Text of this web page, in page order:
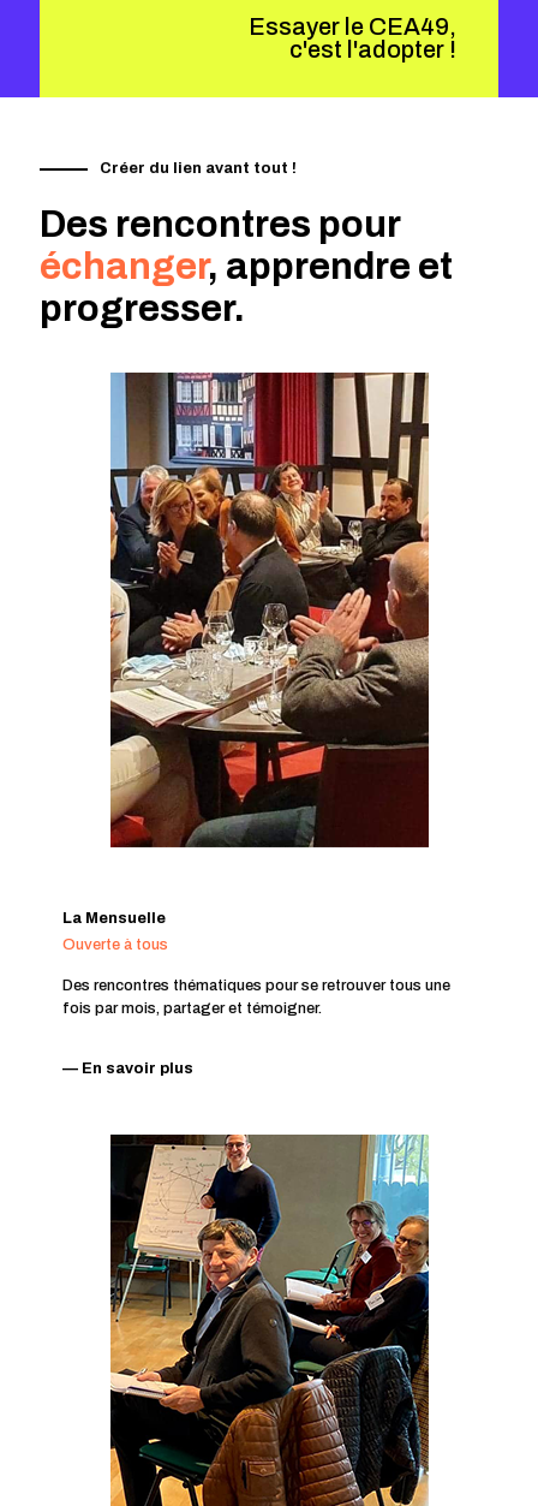
Essayer le CEA49,
c'est l'adopter !
Créer du lien avant tout !
Des rencontres pour
échanger, apprendre et
progresser.
La Mensuelle
Ouverte à tous
Des rencontres thématiques pour se retrouver tous une
fois par mois, partager et témoigner.
— En savoir plus